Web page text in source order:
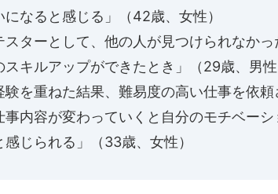
になると感じる」（42歳、女性）
スターとして、他の人が見つけられなか
スキルアップができたとき」（29歳、男性
験を重ねた結果、難易度の高い仕事を依
事内容が変わっていくと自分のモチベー
感じられる」（33歳、女性）